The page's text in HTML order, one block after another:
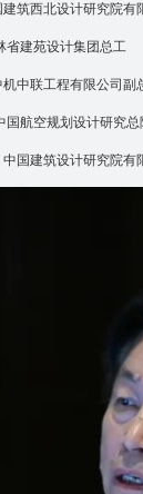
筑西北设计研究院有
省建苑设计集团总工
中联工程有限公司副
航空规划设计研究
国建筑设计研究院有